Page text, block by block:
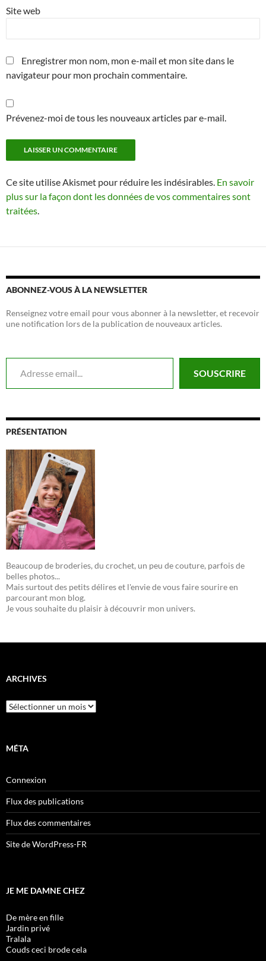
Site web
Enregistrer mon nom, mon e-mail et mon site dans le
navigateur pour mon prochain commentaire.
Prévenez-moi de tous les nouveaux articles par e-mail.
Ce site utilise Akismet pour réduire les indésirables. En savoir
plus sur la façon dont les données de vos commentaires sont
traitées.
ABONNEZ-VOUS À LA NEWSLETTER
Renseignez votre email pour vous abonner à la newsletter, et recevoir
une notification lors de la publication de nouveaux articles.
Adresse email...
SOUSCRIRE
PRÉSENTATION
Beaucoup de broderies, du crochet, un peu de couture, parfois de
belles photos...
Mais surtout des petits délires et l'envie de vous faire sourire en
parcourant mon blog.
Je vous souhaite du plaisir à découvrir mon univers.
ARCHIVES
Archives
MÉTA
Connexion
Flux des publications
Flux des commentaires
Site de WordPress-FR
JE ME DAMNE CHEZ
De mère en fille
Jardin privé
Tralala
Couds ceci brode cela